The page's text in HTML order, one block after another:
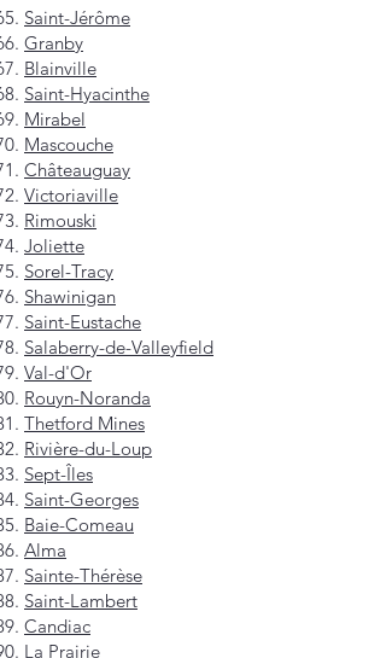
Saint-Jérôme
Granby
Blainville
Saint-Hyacinthe
Mirabel
Mascouche
Châteauguay
Victoriaville
Rimouski
Joliette
Sorel-Tracy
Shawinigan
Saint-Eustache
Salaberry-de-Valleyfield
Val-d'Or
Rouyn-Noranda
Thetford Mines
Rivière-du-Loup
Sept-Îles
Saint-Georges
Baie-Comeau
Alma
Sainte-Thérèse
Saint-Lambert
Candiac
La Prairie